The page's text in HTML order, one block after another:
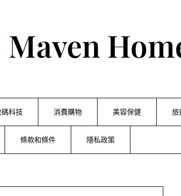
Maven
碼科技 消費購物 美容保健 旅
條款和條件 隱私政策